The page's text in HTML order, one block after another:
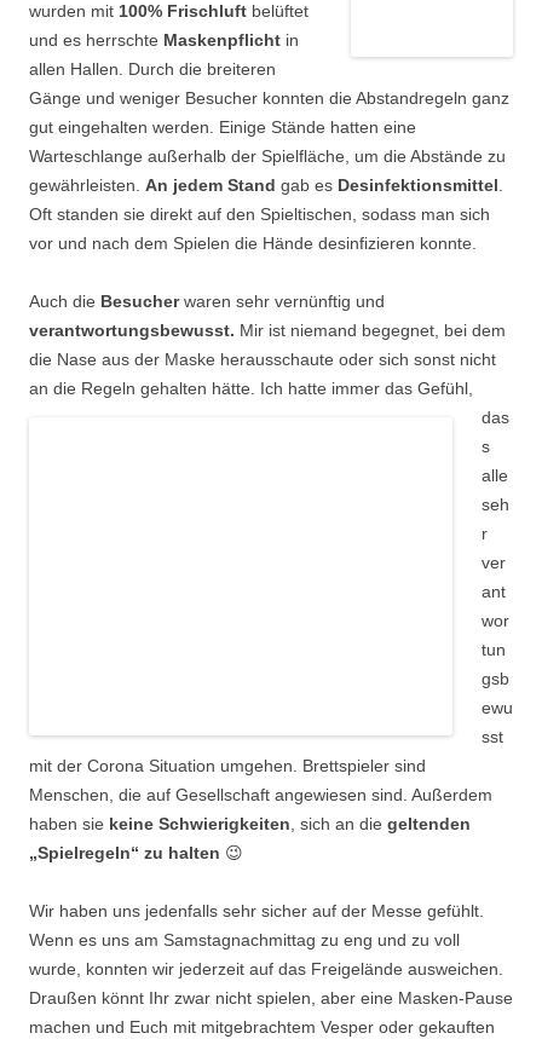
wurden mit 100% Frischluft belüftet
und es herrschte Maskenpflicht in
allen Hallen. Durch die breiteren
Gänge und weniger Besucher konnten die Abstandregeln ganz
gut eingehalten werden. Einige Stände hatten eine
Warteschlange außerhalb der Spielfläche, um die Abstände zu
gewährleisten. An jedem Stand gab es Desinfektionsmittel.
Oft standen sie direkt auf den Spieltischen, sodass man sich
vor und nach dem Spielen die Hände desinfizieren konnte.
Auch die Besucherwaren sehr vernünftig und
verantwortungsbewusst. Mir ist niemand begegnet, bei dem
die Nase aus der Maske herausschaute oder sich sonst nicht
an die Regeln gehalten hätte. Ich hatte immer das Gefühl,
das
s
alle
seh
r
ver
ant
wor
tun
gsb
ewu
sst
mit der Corona Situation umgehen. Brettspieler sind
Menschen, die auf Gesellschaft angewiesen sind. Außerdem
haben sie keine Schwierigkeiten, sich an die geltenden
„Spielregeln“ zu halten 😉
Wir haben uns jedenfalls sehr sicher auf der Messe gefühlt.
Wenn es uns am Samstagnachmittag zu eng und zu voll
wurde, konnten wir jederzeit auf das Freigelände ausweichen.
Draußen könnt Ihr zwar nicht spielen, aber eine Masken-Pause
machen und Euch mit mitgebrachtem Vesper oder gekauften